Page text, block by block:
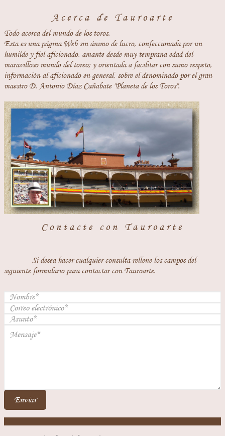
Acerca de Tauroarte
Todo acerca del mundo de los toros.
Esta es una página Web sin ánimo de lucro, confeccionada por un
humilde y fiel aficionado, amante desde muy temprana edad del
maravilloso mundo del toreo; y orientada a facilitar con sumo respeto,
información al aficionado en general, sobre el denominado por el gran
maestro D. Antonio Díaz Cañabate "Planeta de los Toros".
Contacte con Tauroarte
Si desea hacer cualquier consulta rellene los campos del
siguiente formulario para contactar con Tauroarte.
Enviar